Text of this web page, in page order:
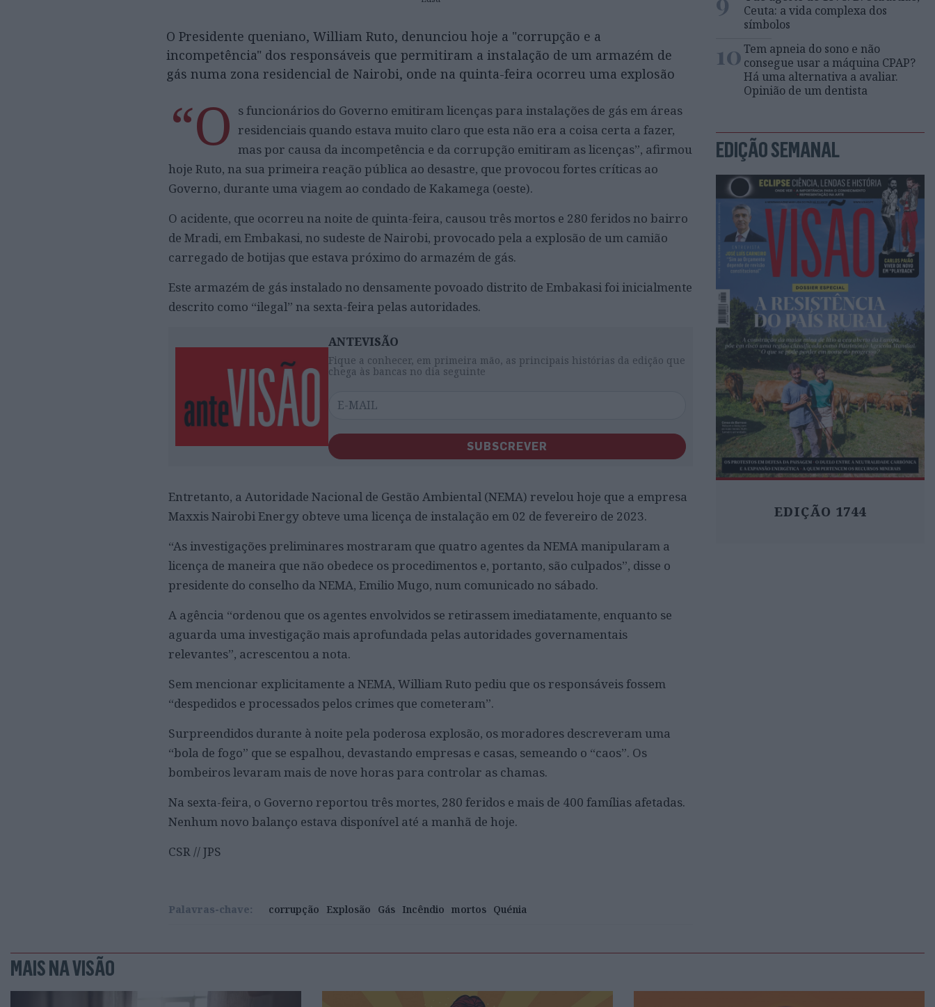
O Presidente queniano, William Ruto, denunciou hoje a "corrupção e a
incompetência" dos responsáveis que permitiram a instalação de um armazém de
gás numa zona residencial de Nairobi, onde na quinta-feira ocorreu uma explosão
“O s funcionários do Governo emitiram licenças para instalações de gás em áreas
residenciais quando estava muito claro que esta não era a coisa certa a fazer,
mas por causa da incompetência e da corrupção emitiram as licenças”, afirmou
hoje Ruto, na sua primeira reação pública ao desastre, que provocou fortes críticas ao
Governo, durante uma viagem ao condado de Kakamega (oeste).
O acidente, que ocorreu na noite de quinta-feira, causou três mortos e 280 feridos no bairro
de Mradi, em Embakasi, no sudeste de Nairobi, provocado pela a explosão de um camião
carregado de botijas que estava próximo do armazém de gás.
Este armazém de gás instalado no densamente povoado distrito de Embakasi foi inicialmente
descrito como “ilegal” na sexta-feira pelas autoridades.
ANTEVISÃO
Fique a conhecer, em primeira mão, as principais histórias da edição que
chega às bancas no dia seguinte
SUBSCREVER
Entretanto, a Autoridade Nacional de Gestão Ambiental (NEMA) revelou hoje que a empresa
Maxxis Nairobi Energy obteve uma licença de instalação em 02 de fevereiro de 2023.
“As investigações preliminares mostraram que quatro agentes da NEMA manipularam a
licença de maneira que não obedece os procedimentos e, portanto, são culpados”, disse o
presidente do conselho da NEMA, Emilio Mugo, num comunicado no sábado.
A agência “ordenou que os agentes envolvidos se retirassem imediatamente, enquanto se
aguarda uma investigação mais aprofundada pelas autoridades governamentais
relevantes”, acrescentou a nota.
Sem mencionar explicitamente a NEMA, William Ruto pediu que os responsáveis fossem
“despedidos e processados pelos crimes que cometeram”.
Surpreendidos durante à noite pela poderosa explosão, os moradores descreveram uma
“bola de fogo” que se espalhou, devastando empresas e casas, semeando o “caos”. Os
bombeiros levaram mais de nove horas para controlar as chamas.
Na sexta-feira, o Governo reportou três mortes, 280 feridos e mais de 400 famílias afetadas.
Nenhum novo balanço estava disponível até a manhã de hoje.
CSR // JPS
Palavras-chave: corrupção Explosão Gás Incêndio mortos Quénia
Ceuta: a vida complexa dos
símbolos
10Tem apneia do sono e não
consegue usar a máquina CPAP?
Há uma alternativa a avaliar.
Opinião de um dentista
EDIÇÃO SEMANAL
EDIÇÃO 1744
MAIS NA VISÃO